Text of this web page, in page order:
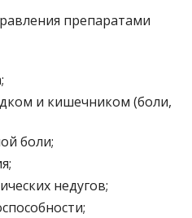
препаратами
и кишечником (боли,
боли;
недугов;